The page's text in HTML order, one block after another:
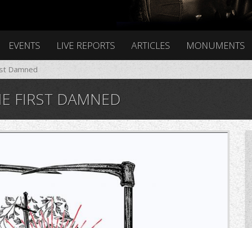
EVENTS LIVE REPORTS ARTICLES MONUMENTS
Damned
FIRST DAMNED